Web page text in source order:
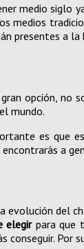
medio siglo
medios
presentes a
opción, no
mundo.
es que
a
evolución del
elegirpara que
Por